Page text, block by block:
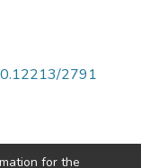
2791
for the